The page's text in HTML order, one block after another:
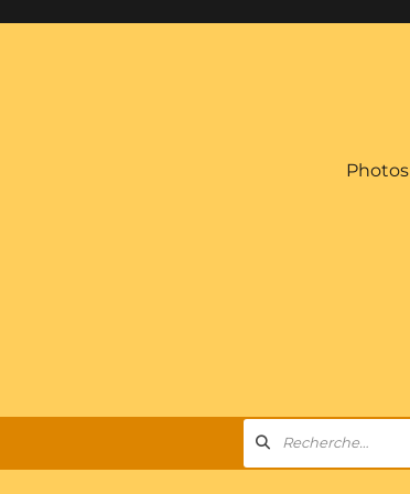
Photos